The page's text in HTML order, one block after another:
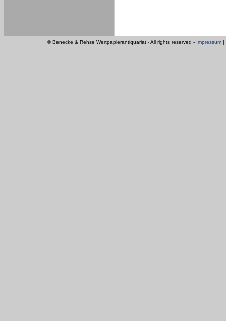
© Benecke & Rehse Wertpapierantiquariat - All rights reserved - Impressum |